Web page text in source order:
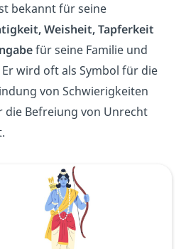
bekannt für seine
Weisheit, Tapferkeit
für seine Familie und
wird oft als Symbol für die
von Schwierigkeiten
die Befreiung von Unrecht